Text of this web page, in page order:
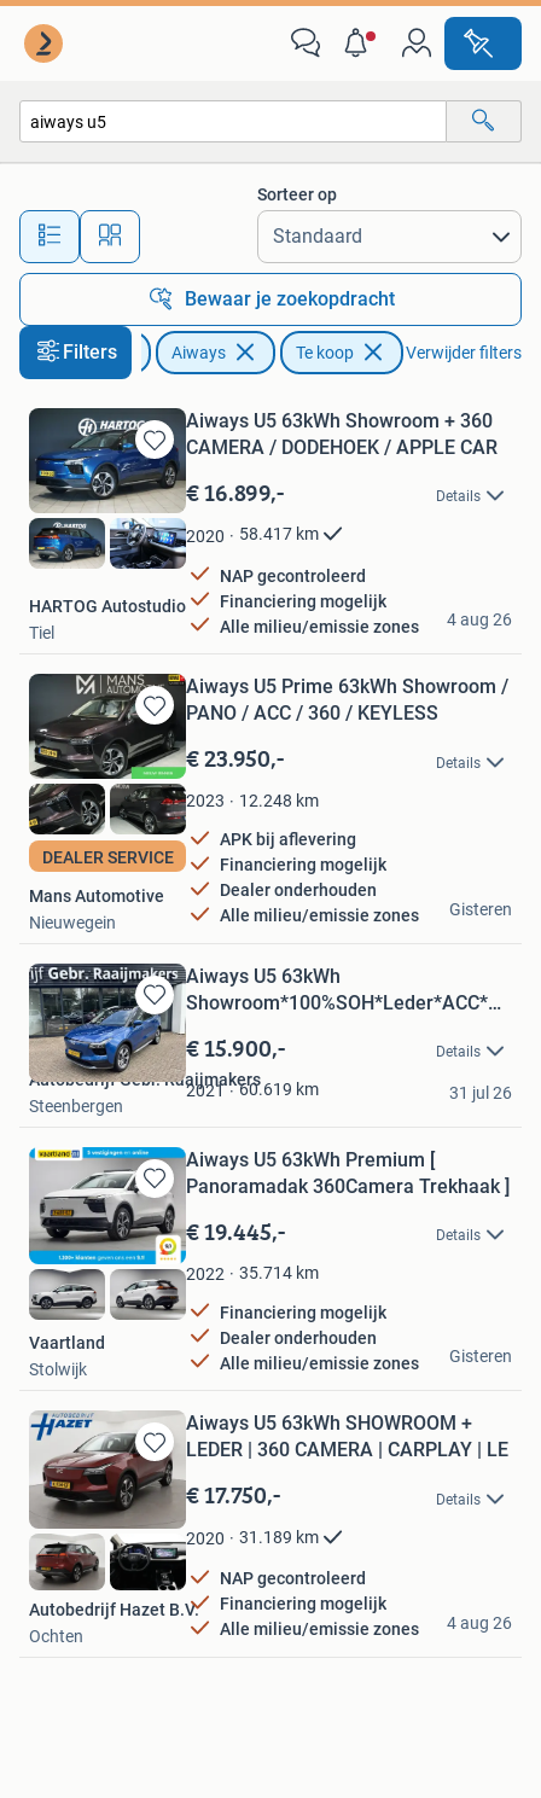
Alle afstanden…
Sorteer op
Bewaar je zoekopdracht
Filters
Auto's Aiways Te koop Verwijder filters
Bewaren
in
Mijn
Favorieten
Aiways U5 63kWh Showroom + 360
CAMERA / DODEHOEK / APPLE CAR
€ 16.899,- Details
2020 58.417 km
NAP gecontroleerd
Financiering mogelijk
Alle milieu/emissie zones
HARTOG Autostudio
Tiel
4 aug 26
Bewaren
in
Mijn
Favorieten
DEALER SERVICE
Aiways U5 Prime 63kWh Showroom /
PANO / ACC / 360 / KEYLESS
€ 23.950,- Details
2023 12.248 km
APK bij aflevering
Financiering mogelijk
Dealer onderhouden
Alle milieu/emissie zones
Mans Automotive
Nieuwegein
Gisteren
Bewaren
in
Mijn
Favorieten
Aiways U5 63kWh
Showroom*100%SOH*Leder*ACC*
€ 15.900,- Details
2021 60.619 km
Autobedrijf Gebr. Raaijmakers
Steenbergen
31 jul 26
Bewaren
in
Mijn
Favorieten
Aiways U5 63kWh Premium [
Panoramadak 360Camera Trekhaak ]
€ 19.445,- Details
2022 35.714 km
Financiering mogelijk
Dealer onderhouden
Alle milieu/emissie zones
Vaartland
Stolwijk
Gisteren
Bewaren
in
Mijn
Favorieten
Aiways U5 63kWh SHOWROOM +
LEDER | 360 CAMERA | CARPLAY | LE
€ 17.750,- Details
2020 31.189 km
NAP gecontroleerd
Financiering mogelijk
Alle milieu/emissie zones
Autobedrijf Hazet B.V.
Ochten
4 aug 26